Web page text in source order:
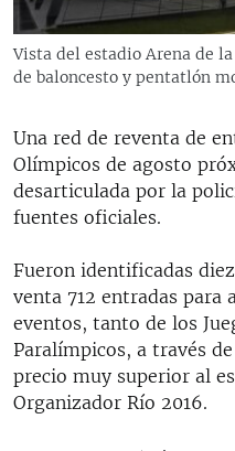
Vista del estadio Arena de
de baloncesto y pentatlón
Una red de reventa de
Olímpicos de agosto
desarticulada por la
fuentes oficiales.
Fueron identificadas
venta 712 entradas para
eventos, tanto de los
Paralímpicos, a través
precio muy superior al
Organizador Río 2016.